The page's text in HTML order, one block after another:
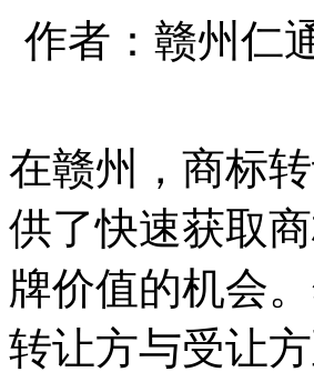
作者：赣州仁
在赣州，商标
供了快速获取
牌价值的机会
转让方与受让